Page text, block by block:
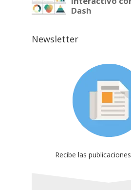
Newsletter
Recibe las